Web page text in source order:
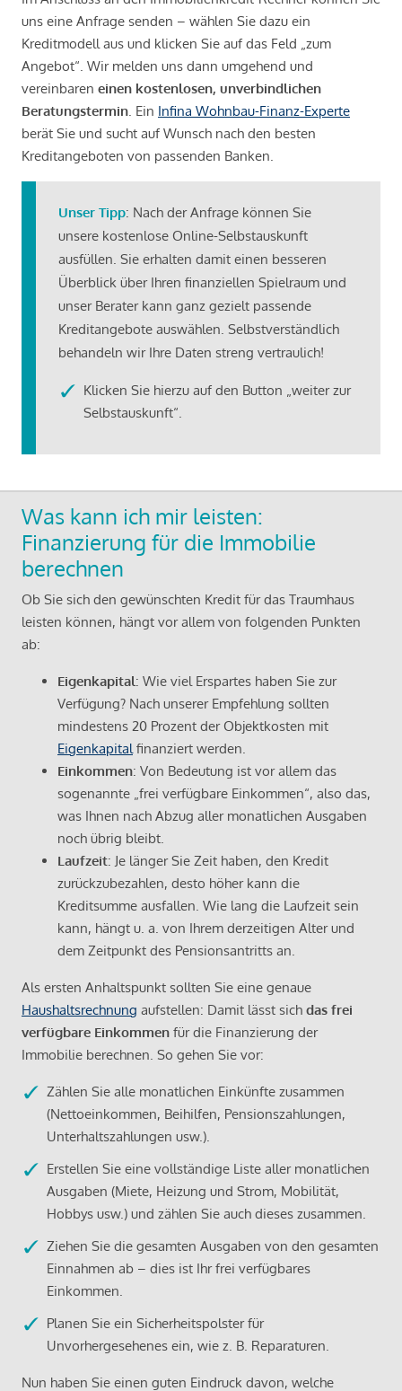
uns eine Anfrage senden – wählen Sie dazu ein
Kreditmodell aus und klicken Sie auf das Feld „zum
Angebot“. Wir melden uns dann umgehend und
vereinbaren einen kostenlosen, unverbindlichen
Beratungstermin . Ein Infina Wohnbau-Finanz-Experte
berät Sie und sucht auf Wunsch nach den besten
Kreditangeboten von passenden Banken.
Unser Tipp: Nach der Anfrage können Sie
unsere kostenlose Online-Selbstauskunft
ausfüllen. Sie erhalten damit einen besseren
Überblick über Ihren finanziellen Spielraum und
unser Berater kann ganz gezielt passende
Kreditangebote auswählen. Selbstverständlich
behandeln wir Ihre Daten streng vertraulich!
Klicken Sie hierzu auf den Button „weiter zur
Selbstauskunft“.
Was kann ich mir leisten:
Finanzierung für die Immobilie
berechnen
Ob Sie sich den gewünschten Kredit für das Traumhaus
leisten können, hängt vor allem von folgenden Punkten
ab:
Eigenkapital: Wie viel Erspartes haben Sie zur
Verfügung? Nach unserer Empfehlung sollten
mindestens 20 Prozent der Objektkosten mit
Eigenkapital finanziert werden.
Einkommen: Von Bedeutung ist vor allem das
sogenannte „frei verfügbare Einkommen“, also das,
was Ihnen nach Abzug aller monatlichen Ausgaben
noch übrig bleibt.
Laufzeit: Je länger Sie Zeit haben, den Kredit
zurückzubezahlen, desto höher kann die
Kreditsumme ausfallen. Wie lang die Laufzeit sein
kann, hängt u. a. von Ihrem derzeitigen Alter und
dem Zeitpunkt des Pensionsantritts an.
Als ersten Anhaltspunkt sollten Sie eine genaue
Haushaltsrechnung aufstellen: Damit lässt sich das frei
verfügbare Einkommen für die Finanzierung der
Immobilie berechnen. So gehen Sie vor:
Zählen Sie alle monatlichen Einkünfte zusammen
(Nettoeinkommen, Beihilfen, Pensionszahlungen,
Unterhaltszahlungen usw.).
Erstellen Sie eine vollständige Liste aller monatlichen
Ausgaben (Miete, Heizung und Strom, Mobilität,
Hobbys usw.) und zählen Sie auch dieses zusammen.
Ziehen Sie die gesamten Ausgaben von den gesamten
Einnahmen ab – dies ist Ihr frei verfügbares
Einkommen.
Planen Sie ein Sicherheitspolster für
Unvorhergesehenes ein, wie z. B. Reparaturen.
Nun haben Sie einen guten Eindruck davon, welche